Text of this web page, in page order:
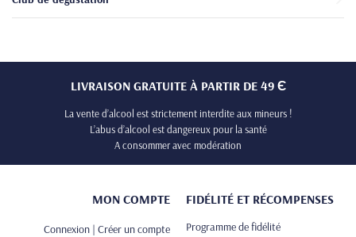
LIVRAISON GRATUITE À PARTIR DE 49 Є
La vente d’alcool est strictement interdite aux mineurs !
L’abus d’alcool est dangereux pour la santé
A consommer avec modération
MON COMPTE
Connexion | Créer un compte
FIDÉLITÉ ET RÉCOMPENSES
Programme de fidélité